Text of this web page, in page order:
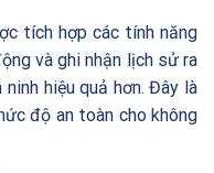
tích hợp các tính năng
và ghi nhận lịch sử ra
hiệu quả hơn. Đây là
độ an toàn cho không